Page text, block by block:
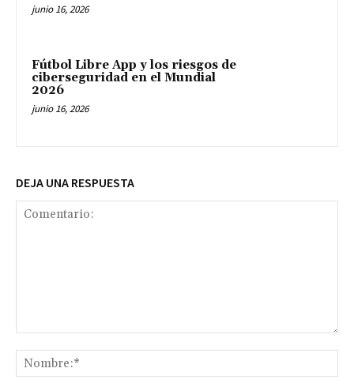
junio 16, 2026
Fútbol Libre App y los riesgos de
ciberseguridad en el Mundial
2026
junio 16, 2026
DEJA UNA RESPUESTA